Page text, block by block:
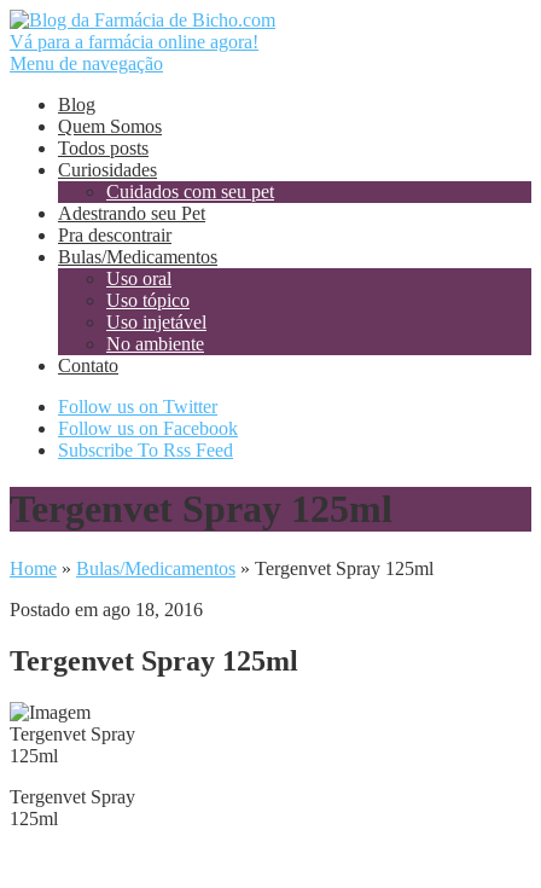
Vá para a farmácia online agora!
Menu de navegação
Blog
Quem Somos
Todos posts
Curiosidades
Cuidados com seu pet
Adestrando seu Pet
Pra descontrair
Bulas/Medicamentos
Uso oral
Uso tópico
Uso injetável
No ambiente
Contato
Follow us on Twitter
Follow us on Facebook
Subscribe To Rss Feed
Tergenvet Spray 125ml
Home » Bulas/Medicamentos » Tergenvet Spray 125ml
Postado em ago 18, 2016
Tergenvet Spray 125ml
Tergenvet Spray
125ml